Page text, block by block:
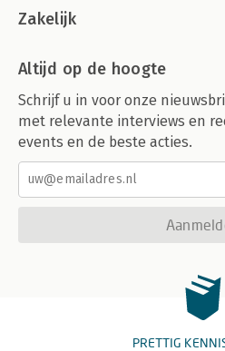
Zakelijk
Altijd op de hoogte
Schrijf u in voor onze
met relevante interviews en
events en de beste acties.
PRETTIG